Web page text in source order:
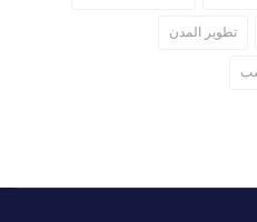
تطوير المدن